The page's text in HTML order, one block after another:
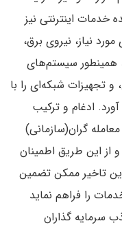
خدمات اینترنتی نیز
نیاز، نیروی برق،
همینطور سیستم‌های
و تجهیزات شبکه‌ای را با
ادغام و ترکیب
گران(سازمانی)
از این طریق اطمینان
تاخیر ممکن تضمین
را فراهم نماید
سرمایه گذاران